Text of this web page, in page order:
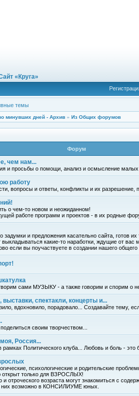
«Круга»
темы
минувших дней - Архив » Из Общих форумов
Форум
чем нам...
и просьбы о помощи, анализ и осмысление
работу
вопросы и ответы, конфликты и их разрешение,
о чем-то новом и неожиданном!
работе программ и проектов - в их родные
задумки и предложения касательно сайта, готов
какие-то наработки, ждущие от вас
если вы поучаствуете в создании нашего общего
сами МУЗЫКУ - а также говорим и спорим о
спектакли, концерты и...
вдохновило, порадовало... Создавайте тему,
своим творчеством...
Россия...
рамках Политического клуба... Любовь и боль - это
психологические и родительские
открыт только для ВЗРОСЛЫХ!
и отроческого возраста могут знакомиться с
них возможно в КОНСИЛИУМЕ юных.